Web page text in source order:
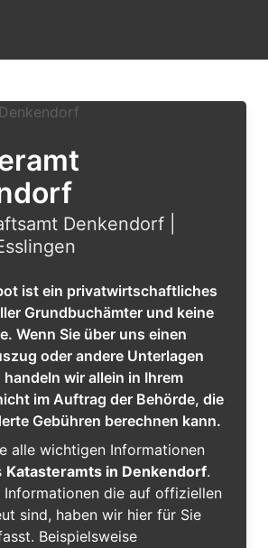
Denkendorf |
ist ein privatwirtschaftliches
Grundbuchämter und keine
Wenn Sie über uns einen
oder andere Unterlagen
wir allein in Ihrem
im Auftrag der Behörde, die
Gebühren berechnen kann.
alle wichtigen Informationen
Katasteramts in Denkendorf.
Informationen die auf offiziellen
sind, haben wir hier für Sie
Beispielsweise